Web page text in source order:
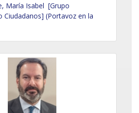
María Isabel [Grupo
Ciudadanos] (Portavoz en la